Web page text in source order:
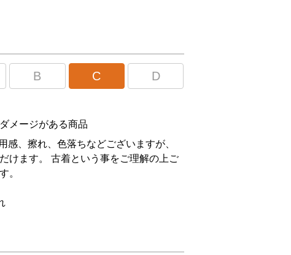
B C D
メージがある商品
感、擦れ、色落ちなどございますが、
けます。 古着という事をご理解の上ご
。